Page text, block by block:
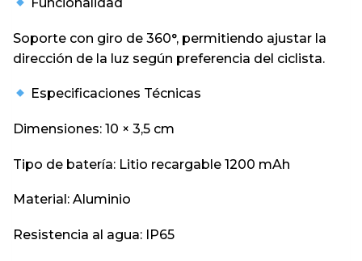
Soporte con giro de 360°, permitiendo ajustar la
dirección de la luz según preferencia del ciclista.
Especificaciones Técnicas
Dimensiones: 10 × 3,5 cm
Tipo de batería: Litio recargable 1200 mAh
Material: Aluminio
Resistencia al agua: IP65